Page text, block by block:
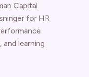
Capital
for HR
learning